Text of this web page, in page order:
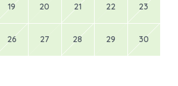
19 20 21 22 23
26 27 28 29 30